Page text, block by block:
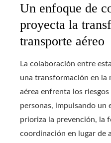
Un enfoque de
proyecta la
transporte aéreo
La colaboración entre
una transformación en la
aérea enfrenta los
personas, impulsando
prioriza la prevención, la
coordinación en lugar de